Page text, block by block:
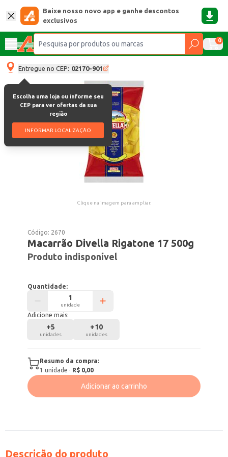
Baixe nosso novo app e ganhe descontos
exclusivos
0
Entregue no CEP: 02170-901
Escolha uma loja ou informe seu
CEP para ver ofertas da sua
região
INFORMAR LOCALIZAÇÃO
Clique na imagem para ampliar.
Código: 2670
Macarrão Divella Rigatone 17 500g
Produto indisponível
Quantidade:
unidade
Adicione mais:
+5
unidades
+10
unidades
Resumo da compra:
1 unidade · R$ 0,00
Adicionar ao carrinho
Descrição do produto